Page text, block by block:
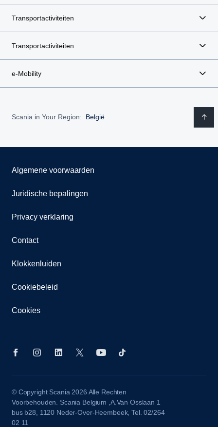
Transportactiviteiten
Transportactiviteiten
e-Mobility
Scania in Your Region: België
Algemene voorwaarden
Juridische bepalingen
Privacy verklaring
Contact
Klokkenluiden
Cookiebeleid
Cookies
© Copyright Scania 2026 Alle Rechten
Voorbehouden. Scania Belgium ,A.Van Osslaan 1
bus b28, 1120 Neder-Over-Heembeek, Tel. 02/264
02 11